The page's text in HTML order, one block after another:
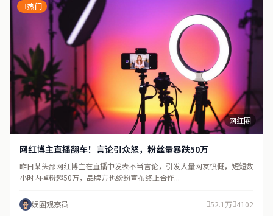
热门
网红圈
网红博主直播翻车！言论引众怒，粉丝量暴跌50万
昨日某头部网红博主在直播中发表不当言论，引发大量网友愤慨，短短数
小时内掉粉超50万，品牌方也纷纷宣布终止合作...
娱圈观察员 52.1万 4102